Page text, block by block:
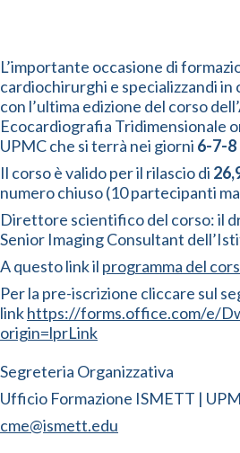
L’importante occasione di
cardiochirurghi e specializzandi in
con l’ultima edizione del corso
Ecocardiografia Tridimensionale
UPMC che si terrà nei giorni 6-7-8
Il corso è valido per il rilascio di
numero chiuso (10 partecipanti
Direttore scientifico del corso: il
Senior Imaging Consultant
A questo link il programma del
Per la pre-iscrizione cliccare sul
linkhttps://forms.office.com/e/
origin=lprLink
Segreteria Organizzativa
Ufficio Formazione ISMETT |
cme@ismett.edu